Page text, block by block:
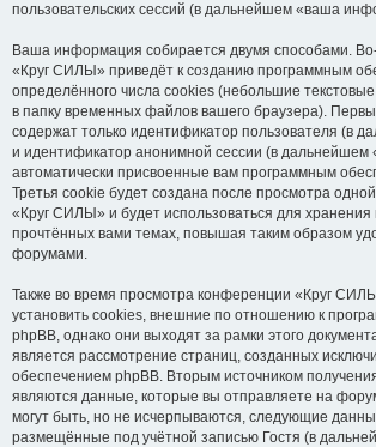
пользовательских сессий (в дальнейшем «ваша
Ваша информация собирается двумя способами.
«Круг СИЛЫ» приведёт к созданию программным
определённого числа cookies (небольшие
в папку временных файлов вашего браузера).
содержат только идентификатор пользователя (в
и идентификатор анонимной сессии (в дальнейшем
автоматически присвоенные вам программным
Третья cookie будет создана после просмотра
«Круг СИЛЫ» и будет использоваться для
прочтённых вами темах, повышая таким образом
форумами.
Также во время просмотра конференции «Круг
установить cookies, внешние по отношению к
phpBB, однако они выходят за рамки этого
является рассмотрение страниц, созданных
обеспечением phpBB. Вторым источником
являются данные, которые вы отправляете на
могут быть, но не исчерпываются, следующие
размещённые под учётной записью Гостя (в